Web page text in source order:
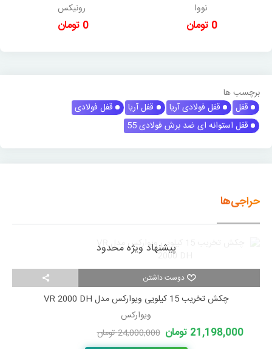
نووا
0 تومان
رونیکس
0 تومان
برچسب ها
قفل
قفل فولادی آریا قفل آریا
قفل فولادی
قفل استوانه ای ضد برش فولادی 55
حراجی‌ها
دوست داشتن
پیشنهاد ویژه محدود
چکش تخریب 15 کیلویی ویوارکس مدل VR 2000 DH
ویوارکس
21,198,000 تومان 24,000,000 تومان